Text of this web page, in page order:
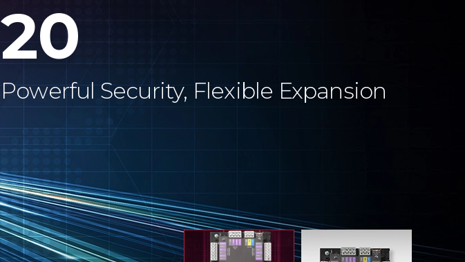
20
Powerful Security, Flexible Expansion